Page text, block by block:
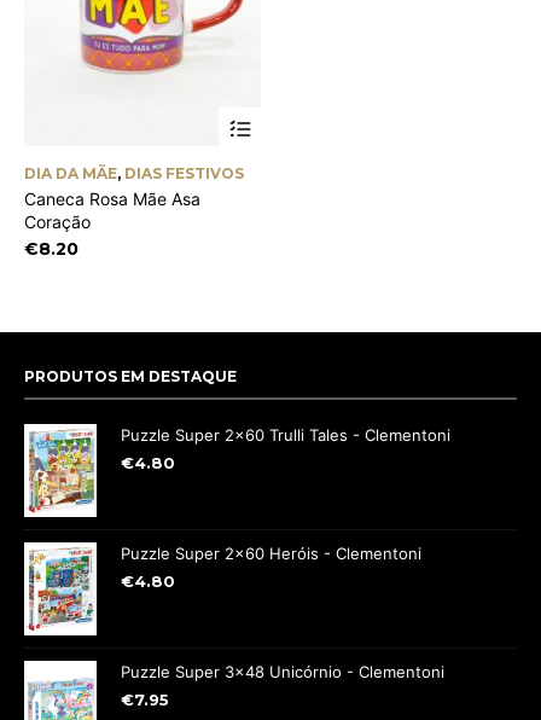
DIA DA MÃE, DIAS FESTIVOS
Caneca Rosa Mãe Asa
Coração
€8.20
PRODUTOS EM DESTAQUE
Puzzle Super 2x60 Trulli Tales - Clementoni
€4.80
Puzzle Super 2x60 Heróis - Clementoni
€4.80
Puzzle Super 3x48 Unicórnio - Clementoni
€7.95